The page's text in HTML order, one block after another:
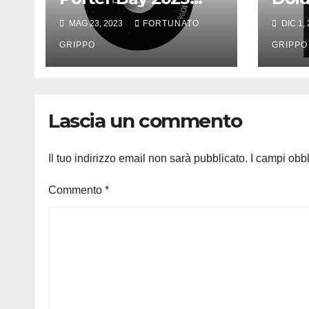
[Imperial Baltic
Porter]
MAG 23, 2023 FORTUNATO
GRIPPO
DIC 1,
GRIPPO
Lascia un commento
Il tuo indirizzo email non sarà pubblicato. I campi
Commento *